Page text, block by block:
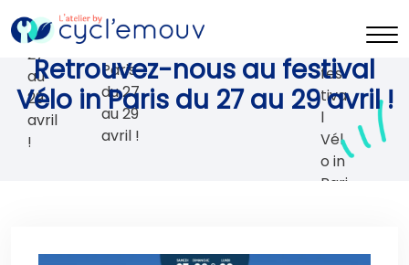
Retrouvez-nous au festival
Vélo in Paris du 27 au 29 avril !